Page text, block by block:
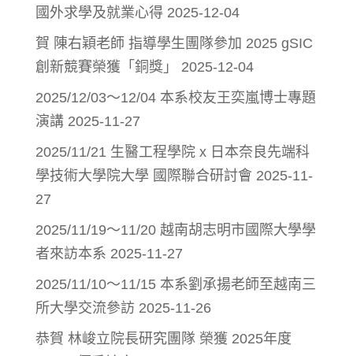
國外求學及就業心得 2025-12-04
賀 陳右穎老師 指導學生團隊參加 2025 gSIC
創新競賽榮獲「銅獎」
2025-12-04
2025/12/03～12/04 本系校友王奕嵐博士專題
演講 2025-11-27
2025/11/21 生醫工程學院 x 日本奈良先端科
學技術大學院大學 國際聯合研討會 2025-11-
27
2025/11/19～11/20 越南胡志明市國際大學學
者來訪本系 2025-11-27
2025/11/10～11/15 本系劉承揚老師至越南三
所大學交流參訪 2025-11-26
恭賀 林峻立院長研究團隊 榮獲 2025年度